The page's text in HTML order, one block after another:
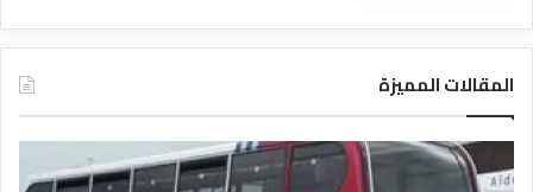
المقالات المميزة
ل